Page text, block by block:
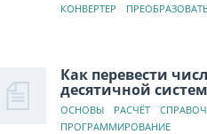
КОНВЕРТЕР
Как перевести
десятичной
ОСНОВЫ РАСЧЁТ
ПРОГРАММИРОВАНИЕ